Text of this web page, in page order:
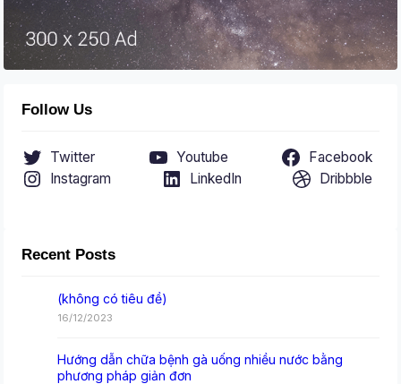
Follow Us
Twitter Youtube
Facebook
Instagram
LinkedIn Dribbble
Recent Posts
(không có tiêu đề)
16/12/2023
Hướng dẫn chữa bệnh gà uống nhiều nước bằng
phương pháp giản đơn